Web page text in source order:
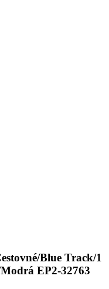
Blue Track/1
EP2-32763